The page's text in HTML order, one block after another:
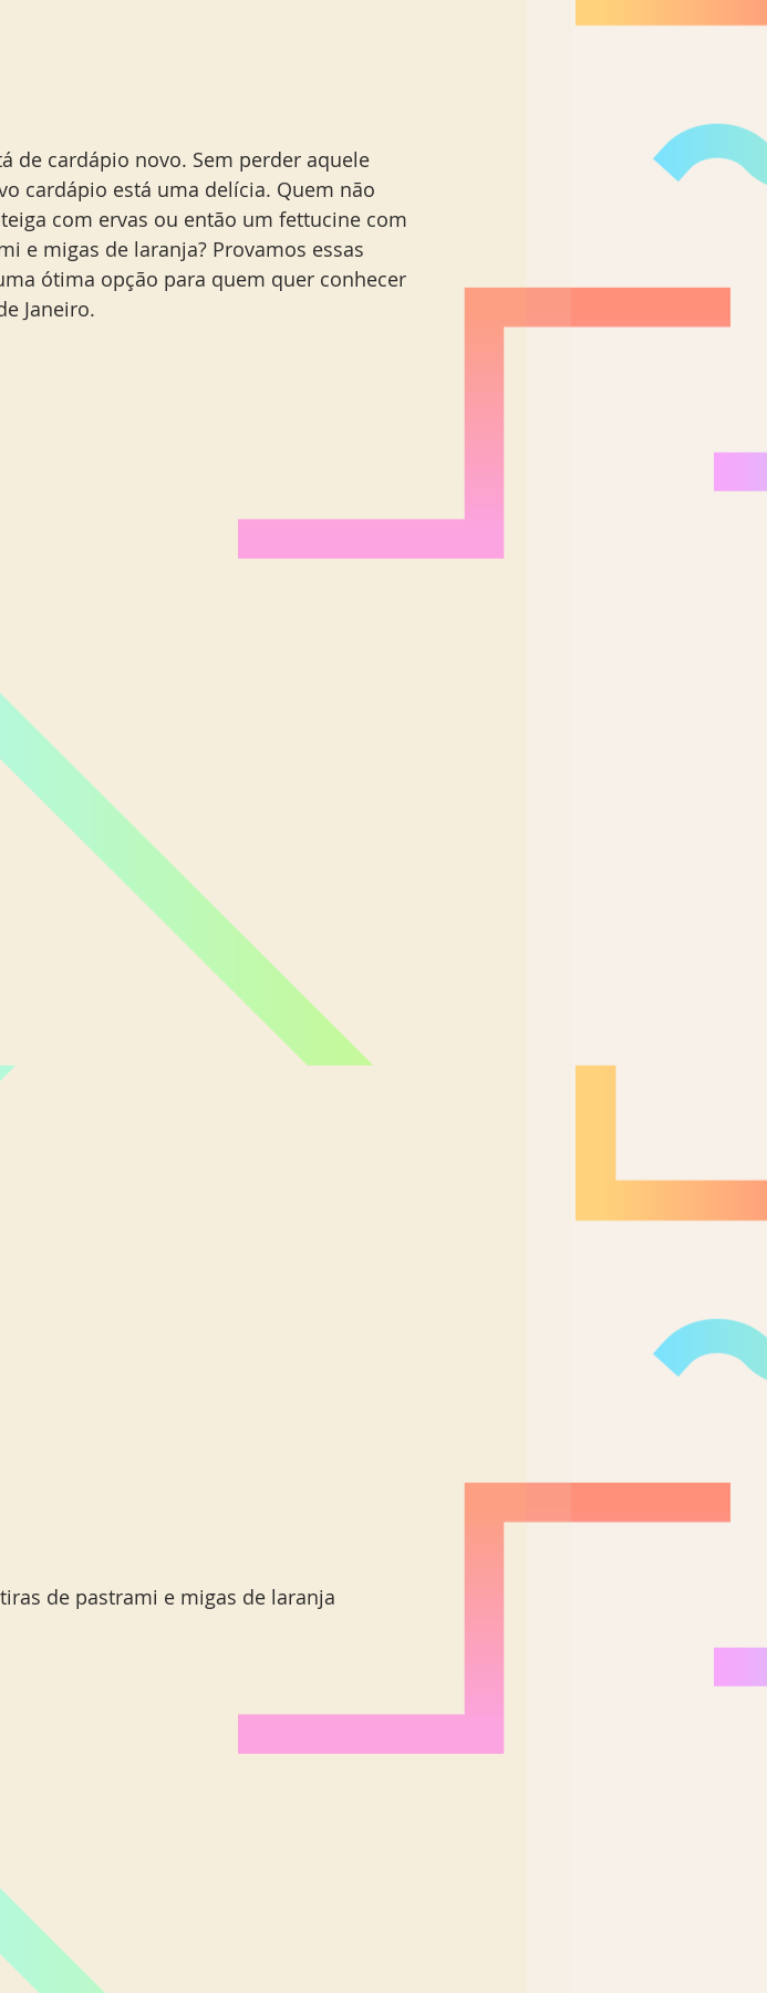
de cardápio novo. Sem perder aquele
cardápio está uma delícia. Quem não
com ervas ou então um fettucine com
e migas de laranja? Provamos essas
ótima opção para quem quer conhecer
Janeiro.
de pastrami e migas de laranja